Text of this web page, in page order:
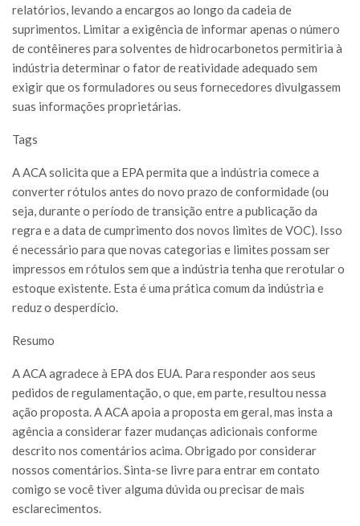
relatórios, levando a encargos ao longo da cadeia de
suprimentos. Limitar a exigência de informar apenas o número
de contêineres para solventes de hidrocarbonetos permitiria à
indústria determinar o fator de reatividade adequado sem
exigir que os formuladores ou seus fornecedores divulgassem
suas informações proprietárias.
Tags
A ACA solicita que a EPA permita que a indústria comece a
converter rótulos antes do novo prazo de conformidade (ou
seja, durante o período de transição entre a publicação da
regra e a data de cumprimento dos novos limites de VOC). Isso
é necessário para que novas categorias e limites possam ser
impressos em rótulos sem que a indústria tenha que rerotular o
estoque existente. Esta é uma prática comum da indústria e
reduz o desperdício.
Resumo
A ACA agradece à EPA dos EUA. Para responder aos seus
pedidos de regulamentação, o que, em parte, resultou nessa
ação proposta. A ACA apoia a proposta em geral, mas insta a
agência a considerar fazer mudanças adicionais conforme
descrito nos comentários acima. Obrigado por considerar
nossos comentários. Sinta-se livre para entrar em contato
comigo se você tiver alguma dúvida ou precisar de mais
esclarecimentos.